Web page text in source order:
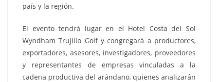
país y la región.
El evento tendrá lugar en el Hotel Costa del Sol
Wyndham Trujillo Golf y congregará a productores,
exportadores, asesores, investigadores, proveedores
y representantes de empresas vinculadas a la
cadena productiva del arándano, quienes analizarán